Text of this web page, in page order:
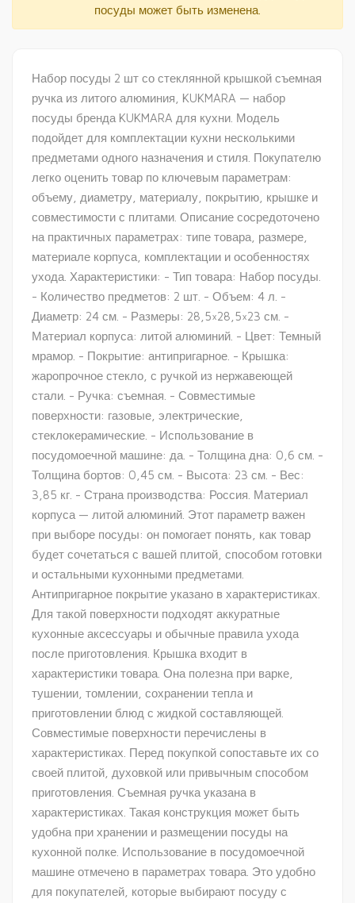
посуды может быть изменена.
Набор посуды 2 шт со стеклянной крышкой съемная
ручка из литого алюминия, KUKMARA — набор
посуды бренда KUKMARA для кухни. Модель
подойдет для комплектации кухни несколькими
предметами одного назначения и стиля. Покупателю
легко оценить товар по ключевым параметрам:
объему, диаметру, материалу, покрытию, крышке и
совместимости с плитами. Описание сосредоточено
на практичных параметрах: типе товара, размере,
материале корпуса, комплектации и особенностях
ухода. Характеристики: - Тип товара: Набор посуды.
- Количество предметов: 2 шт. - Объем: 4 л. -
Диаметр: 24 см. - Размеры: 28,5×28,5×23 см. -
Материал корпуса: литой алюминий. - Цвет: Темный
мрамор. - Покрытие: антипригарное. - Крышка:
жаропрочное стекло, с ручкой из нержавеющей
стали. - Ручка: съемная. - Совместимые
поверхности: газовые, электрические,
стеклокерамические. - Использование в
посудомоечной машине: да. - Толщина дна: 0,6 см. -
Толщина бортов: 0,45 см. - Высота: 23 см. - Вес:
3,85 кг. - Страна производства: Россия. Материал
корпуса — литой алюминий. Этот параметр важен
при выборе посуды: он помогает понять, как товар
будет сочетаться с вашей плитой, способом готовки
и остальными кухонными предметами.
Антипригарное покрытие указано в характеристиках.
Для такой поверхности подходят аккуратные
кухонные аксессуары и обычные правила ухода
после приготовления. Крышка входит в
характеристики товара. Она полезна при варке,
тушении, томлении, сохранении тепла и
приготовлении блюд с жидкой составляющей.
Совместимые поверхности перечислены в
характеристиках. Перед покупкой сопоставьте их со
своей плитой, духовкой или привычным способом
приготовления. Съемная ручка указана в
характеристиках. Такая конструкция может быть
удобна при хранении и размещении посуды на
кухонной полке. Использование в посудомоечной
машине отмечено в параметрах товара. Это удобно
для покупателей, которые выбирают посуду с